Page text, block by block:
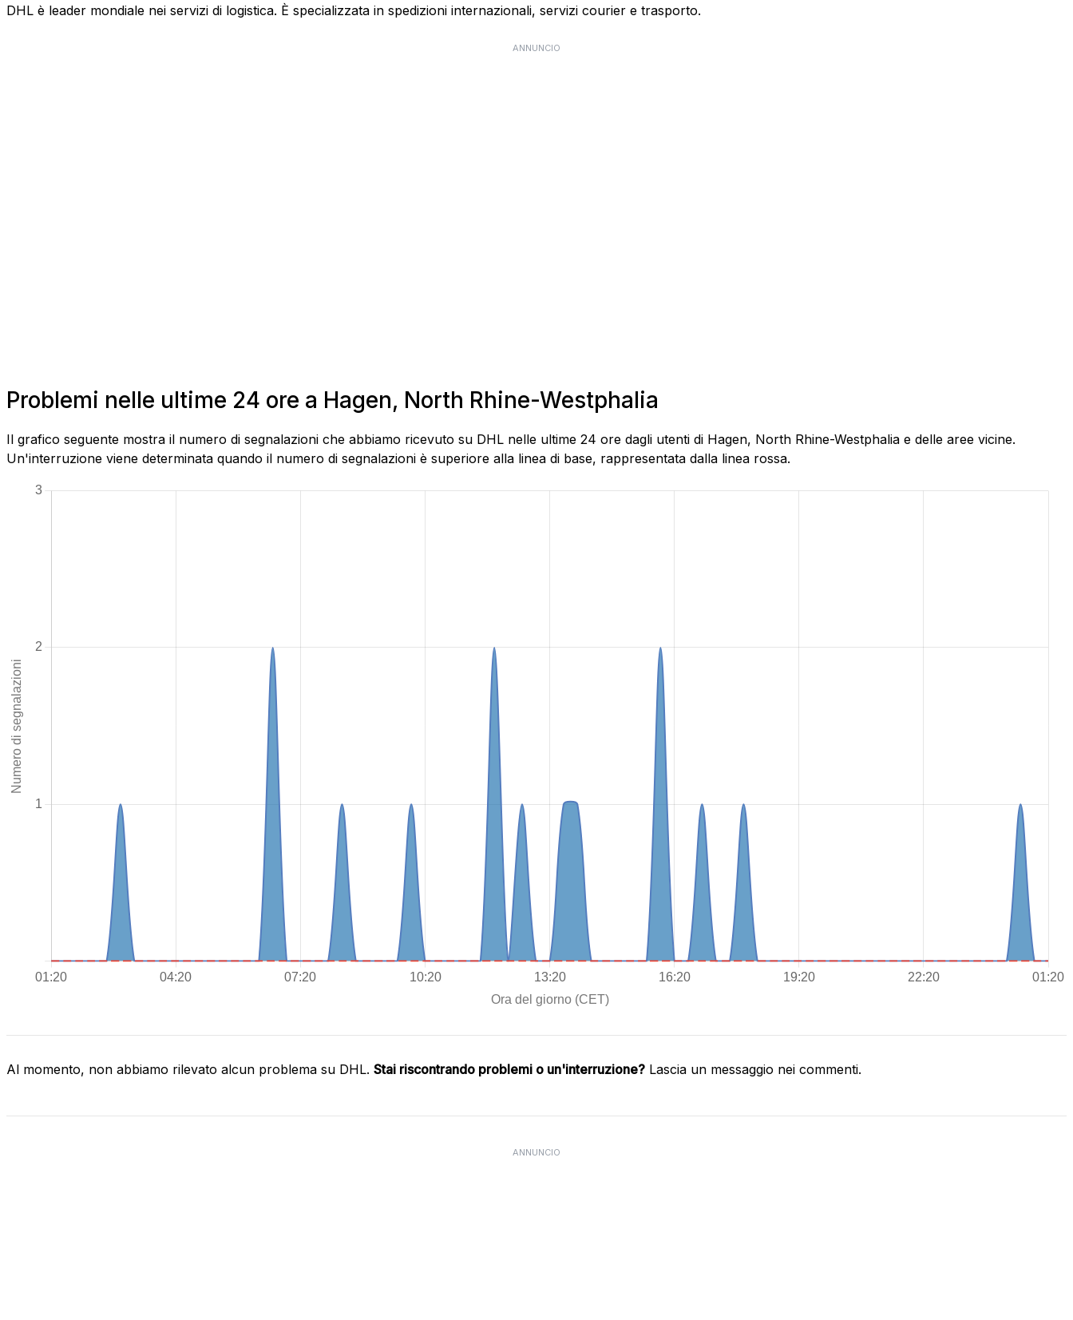
DHL è leader mondiale nei servizi di logistica. È specializzata in spedizioni internazionali, servizi courier e trasporto.
ANNUNCIO
Problemi nelle ultime 24 ore a Hagen, North Rhine-Westphalia
Il grafico seguente mostra il numero di segnalazioni che abbiamo ricevuto su DHL nelle ultime 24 ore dagli utenti di Hagen, North Rhine-Westphalia e delle aree vicine.
Un'interruzione viene determinata quando il numero di segnalazioni è superiore alla linea di base, rappresentata dalla linea rossa.
Al momento, non abbiamo rilevato alcun problema su DHL. Stai riscontrando problemi o un'interruzione? Lascia un messaggio nei commenti.
ANNUNCIO